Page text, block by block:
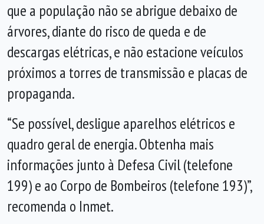
que a população não se abrigue debaixo de
árvores, diante do risco de queda e de
descargas elétricas, e não estacione veículos
próximos a torres de transmissão e placas de
propaganda.
“Se possível, desligue aparelhos elétricos e
quadro geral de energia. Obtenha mais
informações junto à Defesa Civil (telefone
199) e ao Corpo de Bombeiros (telefone 193)”,
recomenda o Inmet.